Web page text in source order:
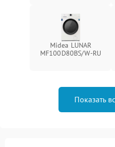
Midea LUNAR
MF100D80BS/W-RU
Показать